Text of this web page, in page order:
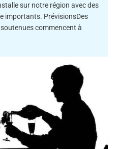
sur notre région avec des
importants. PrévisionsDes
commencent à